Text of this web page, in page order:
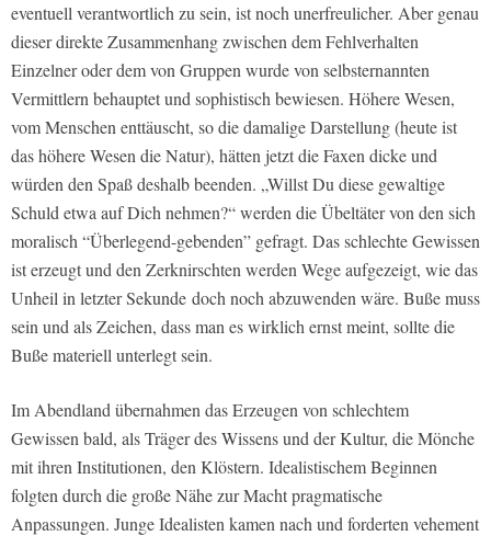
eventuell verantwortlich zu sein, ist noch unerfreulicher. Aber genau
dieser direkte Zusammenhang zwischen dem Fehlverhalten
Einzelner oder dem von Gruppen wurde von selbsternannten
Vermittlern behauptet und sophistisch bewiesen. Höhere Wesen,
vom Menschen enttäuscht, so die damalige Darstellung (heute ist
das höhere Wesen die Natur), hätten jetzt die Faxen dicke und
würden den Spaß deshalb beenden. „Willst Du diese gewaltige
Schuld etwa auf Dich nehmen?“ werden die Übeltäter von den sich
moralisch “Überlegend-gebenden” gefragt. Das schlechte Gewissen
ist erzeugt und den Zerknirschten werden Wege aufgezeigt, wie das
Unheil in letzter Sekunde doch noch abzuwenden wäre. Buße muss
sein und als Zeichen, dass man es wirklich ernst meint, sollte die
Buße materiell unterlegt sein.
Im Abendland übernahmen das Erzeugen von schlechtem
Gewissen bald, als Träger des Wissens und der Kultur, die Mönche
mit ihren Institutionen, den Klöstern. Idealistischem Beginnen
folgten durch die große Nähe zur Macht pragmatische
Anpassungen. Junge Idealisten kamen nach und forderten vehement